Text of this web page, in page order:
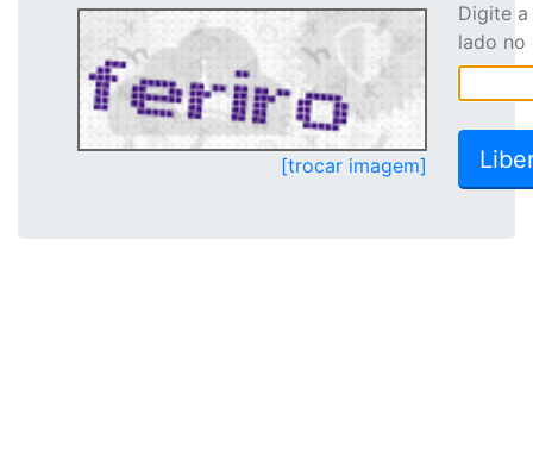
[trocar imagem]
Digite
lado no